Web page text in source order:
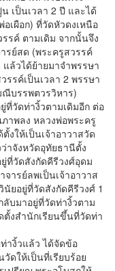
เป็นเวลา 2 ปี และได้
เผือก) ที่วัดหัวดงเหนือ
รค์ ตามเดิม จากนั้นจึง
รย์สด (พระครูสวรรค์
แล้วได้ย้ายมาจำพรรษา
รรค์เป็นเวลา 2 พรรษา
ณีบรรพตวรวิหาร)
ที่วัดท่างิ้วตามเดิมอีก ต่อ
าพลง หลวงพ่อพระครู
ให้เป็นเจ้าอาวาสวัด
าจังหวัดอุทัยธานีตั้ง
ที่วัดสังกัดคีรีวงศ์อุดม
ารย์ลพเป็นเจ้าอาวาส
ยอยู่ที่วัดสังกัดคีรีวงศ์ 1
บมาอยู่ที่วัดท่างิ้วตาม
ตั้งสำนักเรียนขึ้นที่วัดท่า
งิ้วแล้ว ได้จัดข้อ
ดให้เป็นที่เรียบร้อย